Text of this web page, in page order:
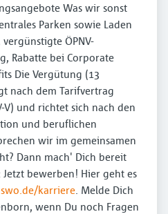
Was wir sonst
Parken sowie Laden
ÖPNV-
Rabatte bei Corporate
Die Vergütung (13
nach dem Tarifvertrag
V) und richtet sich nach den
und beruflichen
wir im gemeinsamen
Dann mach' Dich bereit
bewerben! Hier geht es
karriere. Melde Dich
wenn Du noch Fragen